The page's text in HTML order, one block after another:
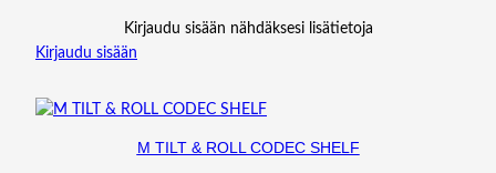
Kirjaudu sisään nähdäksesi lisätietoja
Kirjaudu sisään
M TILT & ROLL CODEC SHELF